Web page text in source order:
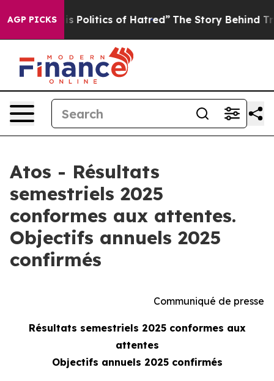
AGP PICKSof Hatred” The Story Behind Trump’s Terrible
Atos - Résultats
semestriels 2025
conformes aux attentes.
Objectifs annuels 2025
confirmés
Communiqué de presse
Résultats semestriels 2025 conformes aux
attentes
Objectifs annuels 2025 confirmés